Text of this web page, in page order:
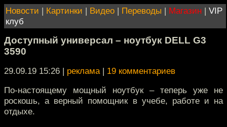
Новости | Картинки | Видео | Переводы | Магазин | VIP
клуб
Доступный универсал – ноутбук DELL G3
3590
29.09.19 15:26 | реклама| 19 комментариев
По-настоящему мощный ноутбук – теперь уже не
роскошь, а верный помощник в учебе, работе и на
отдыхе.